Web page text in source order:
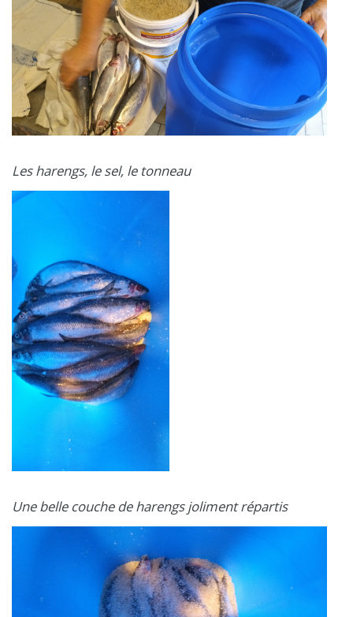
Les harengs, le sel, le tonneau
Une belle couche de harengs joliment répartis